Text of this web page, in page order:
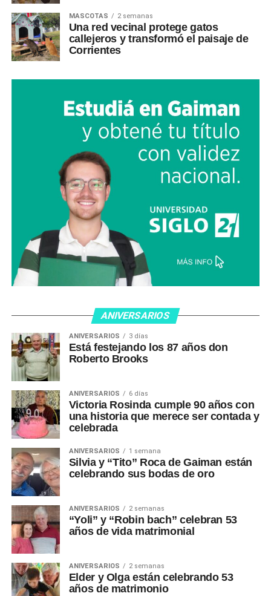
MASCOTAS 2 semanas
Una red vecinal protege gatos
callejeros y transformó el paisaje de
Corrientes
ANIVERSARIOS
ANIVERSARIOS 3 días
Está festejando los 87 años don
Roberto Brooks
ANIVERSARIOS 6 días
Victoria Rosinda cumple 90 años con
una historia que merece ser contada y
celebrada
ANIVERSARIOS 1 semana
Silvia y “Tito” Roca de Gaiman están
celebrando sus bodas de oro
ANIVERSARIOS 2 semanas
“Yoli” y “Robin bach” celebran 53
años de vida matrimonial
ANIVERSARIOS 2 semanas
Elder y Olga están celebrando 53
años de matrimonio